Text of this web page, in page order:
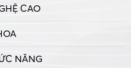
CAO
NĂNG